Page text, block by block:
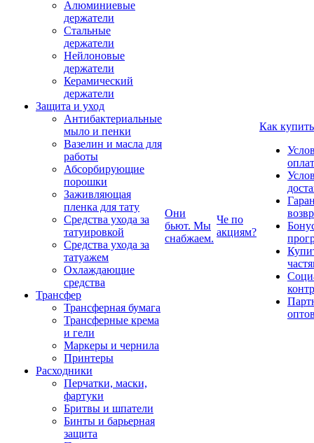
Алюминиевые
держатели
Стальные
держатели
Нейлоновые
держатели
Керамический
держатели
Защита и уход
Антибактериальные
мыло и пенки
Вазелин и масла для
работы
Абсорбирующие
порошки
Заживляющая
пленка для тату
Средства ухода за
татуировкой
Средства ухода за
татуажем
Охлаждающие
средства
Трансфер
Трансферная бумага
Трансферные крема
и гели
Маркеры и чернила
Принтеры
Расходники
Перчатки, маски,
фартуки
Бритвы и шпатели
Бинты и барьерная
защита
Они
бьют. Мы
снабжаем.
Че по
акциям?
Как купить